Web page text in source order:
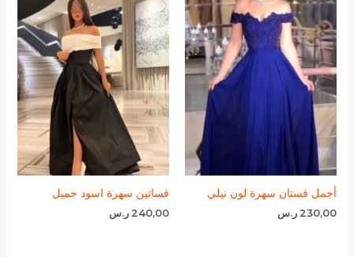
أجمل فستان سهرة لون نيلي
230,00 ر.س
فساتين سهرة اسود جميل
240,00 ر.س